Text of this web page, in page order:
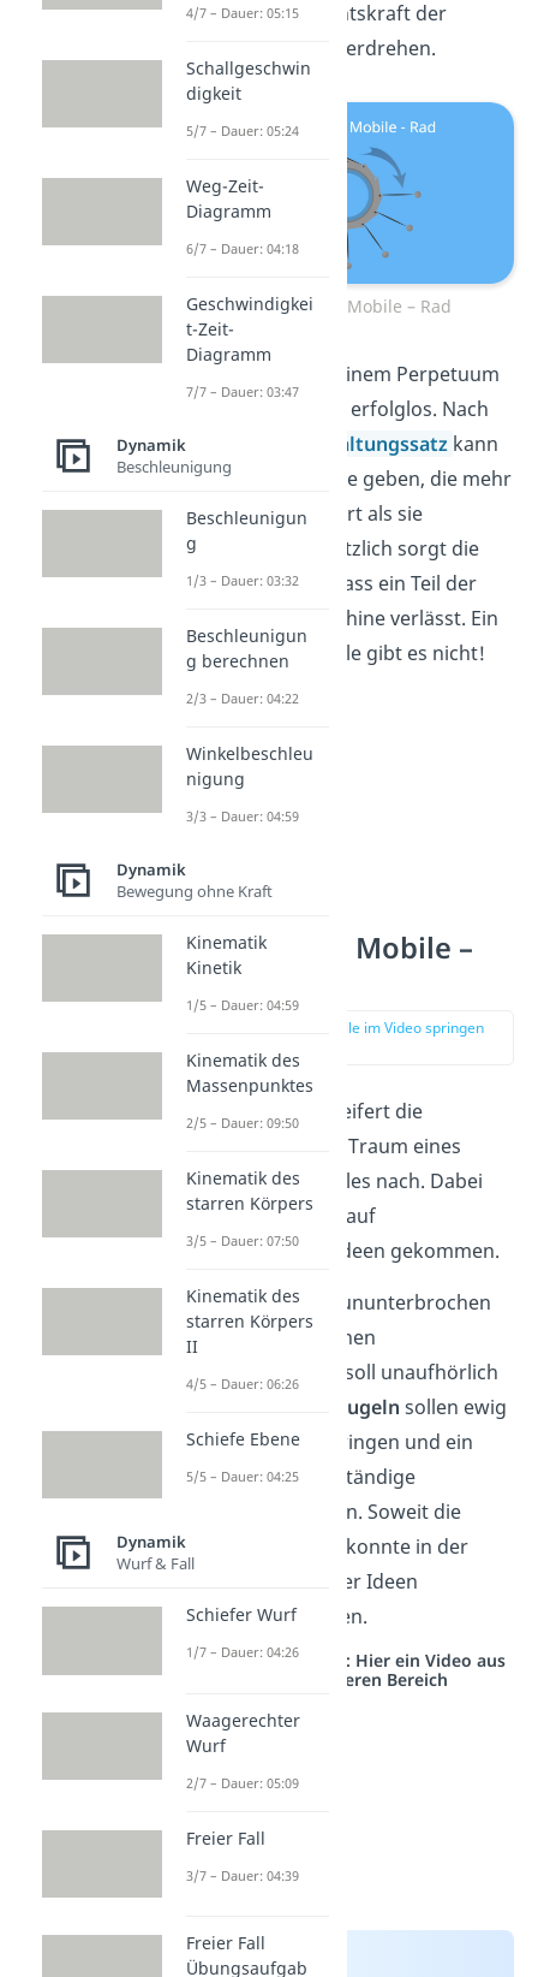
durch die Gewichtskraft der
Kugeln ewig weiterdrehen.
Perpetuum Mobile – Rad
Die Suche nach einem Perpetuum
Mobile ist jedoch erfolglos. Nach
Energieerhaltungssatz kann
es keine Maschine geben, die mehr
Energie produziert als sie
verbraucht. Zusätzlich sorgt die
Reibung dafür, dass ein Teil der
Energie die Maschine verlässt. Ein
Perpetuum Mobile gibt es nicht!
Perpetuum Mobile –
Beispiele
zur Stelle im Video springen
Schon seit jeher eifert die
Menschheit dem Traum eines
Perpetuum Mobiles nach. Dabei
sind die Erfinder auf
verschiedenste Ideen gekommen.
EinRadsoll sich ununterbrochen
drehen, durch einen
Wasserkreislauf
soll unaufhörlich
Kugeln sollen ewig
hin und her schwingen und ein
Magnetsoll für ständige
Bewegung sorgen. Soweit die
Theorie – jedoch konnte in der
Praxis keine dieser Ideen
umgesetzt werden.
Studyflix vernetzt: Hier ein Video aus
einem anderen Bereich
4/7 – Dauer: 05:15
Schallgeschwin
digkeit
5/7 – Dauer: 05:24
Weg-Zeit-
Diagramm
6/7 – Dauer: 04:18
Geschwindigkei
t-Zeit-
Diagramm
7/7 – Dauer: 03:47
Dynamik
Beschleunigung
Beschleunigun
g
1/3 – Dauer: 03:32
Beschleunigun
g berechnen
2/3 – Dauer: 04:22
Winkelbeschleu
nigung
3/3 – Dauer: 04:59
Dynamik
Bewegung ohne Kraft
Kinematik
Kinetik
1/5 – Dauer: 04:59
Kinematik des
Massenpunktes
2/5 – Dauer: 09:50
Kinematik des
starren Körpers
3/5 – Dauer: 07:50
Kinematik des
starren Körpers
II
4/5 – Dauer: 06:26
Schiefe Ebene
5/5 – Dauer: 04:25
Dynamik
Wurf & Fall
Schiefer Wurf
1/7 – Dauer: 04:26
Waagerechter
Wurf
2/7 – Dauer: 05:09
Freier Fall
3/7 – Dauer: 04:39
Freier Fall
Übungsaufgab